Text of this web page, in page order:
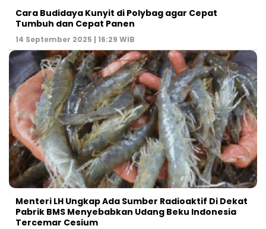
Cara Budidaya Kunyit di Polybag agar Cepat
Tumbuh dan Cepat Panen
14 September 2025 | 16:29 WIB
Menteri LH Ungkap Ada Sumber Radioaktif Di Dekat
Pabrik BMS Menyebabkan Udang Beku Indonesia
Tercemar Cesium